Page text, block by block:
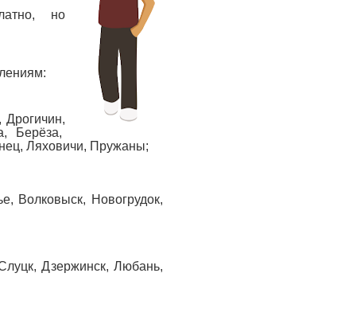
но
Дрогичин,
Берёза,
Ляховичи, Пружаны;
Волковыск, Новогрудок,
Дзержинск, Любань,
РЮКЗАК MANTIS